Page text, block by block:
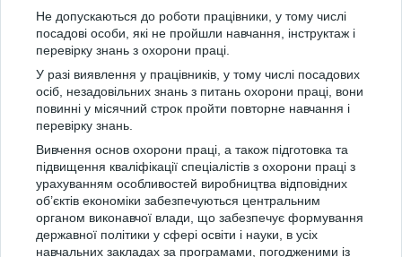
Не допускаються до роботи працівники, у тому числі
посадові особи, які не пройшли навчання, інструктаж і
перевірку знань з охорони праці.
У разі виявлення у працівників, у тому числі посадових
осіб, незадовільних знань з питань охорони праці, вони
повинні у місячний строк пройти повторне навчання і
перевірку знань.
Вивчення основ охорони праці, а також підготовка та
підвищення кваліфікації спеціалістів з охорони праці з
урахуванням особливостей виробництва відповідних
об’єктів економіки забезпечуються центральним
органом виконавчої влади, що забезпечує формування
державної політики у сфері освіти і науки, в усіх
навчальних закладах за програмами, погодженими із